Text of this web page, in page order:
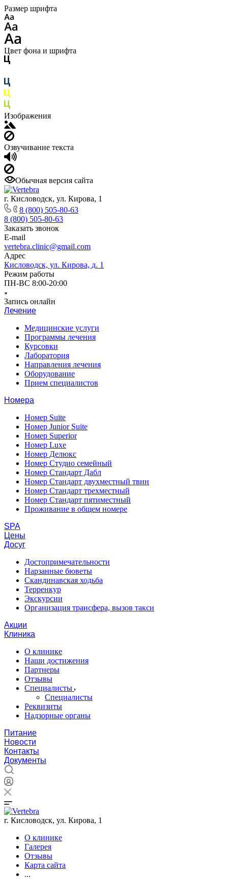
Размер шрифта
Цвет фона и шрифта
Изображения
Озвучивание текста
Обычная версия сайта
г. Кисловодск, ул. Кирова, 1
8 (800) 505-80-63
8 (800) 505-80-63
Заказать звонок
E-mail
vertebra.clinic@gmail.com
Адрес
Кисловодск, ул. Кирова, д. 1
Режим работы
ПН-ВС 8:00-20:00
Запись онлайн
Лечение
Медицинские услуги
Программы лечения
Курсовки
Лаборатория
Направления лечения
Оборудование
Прием специалистов
Номера
Номер Suite
Номер Junior Suite
Номер Superior
Номер Luxe
Номер Делюкс
Номер Студио семейный
Номер Стандарт Дабл
Номер Стандарт двухместный твин
Номер Стандарт трехместный
Номер Стандарт пятиместный
Проживание в общем номере
SPA
Цены
Досуг
Достопримечательности
Нарзанные бюветы
Скандинавская ходьба
Терренкур
Экскурсии
Организация трансфера, вызов такси
Акции
Клиника
О клинике
Наши достижения
Партнеры
Отзывы
Специалисты
Специалисты
Реквизиты
Надзорные органы
Питание
Новости
Контакты
Документы
г. Кисловодск, ул. Кирова, 1
О клинике
Галерея
Отзывы
Карта сайта
...